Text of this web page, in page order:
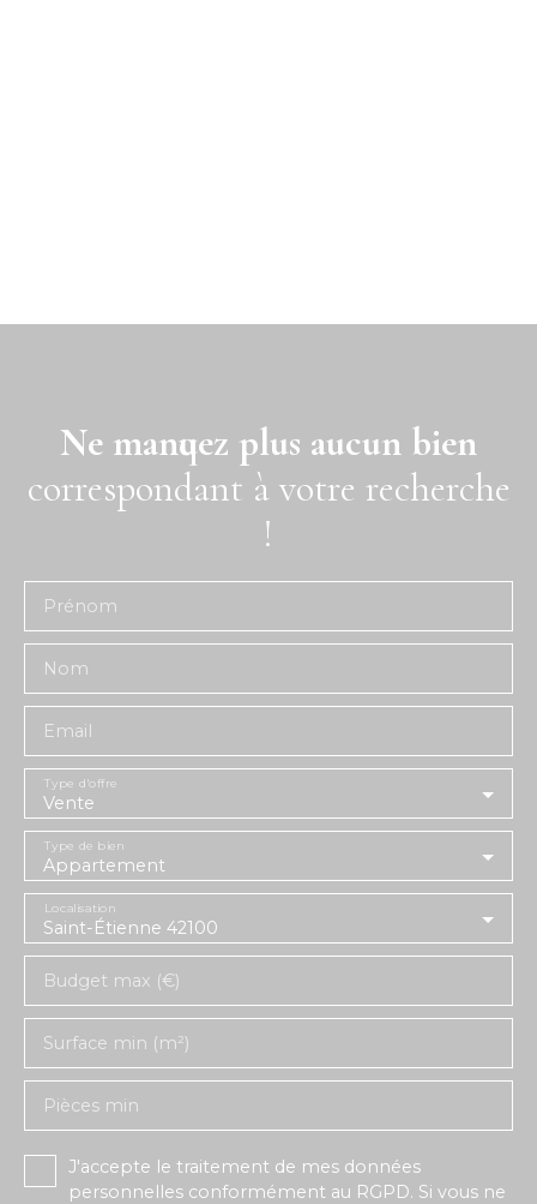
Ne manquez plus aucun bien
correspondant à votre recherche
!
Prénom
Nom
Email
Vente
Type d'offre
Appartement
Type de bien
Saint-Étienne 42100
Localisation
Budget max (€)
Surface min (m²)
Pièces min
J'accepte le traitement de mes données
personnelles conformément au RGPD. Si vous ne